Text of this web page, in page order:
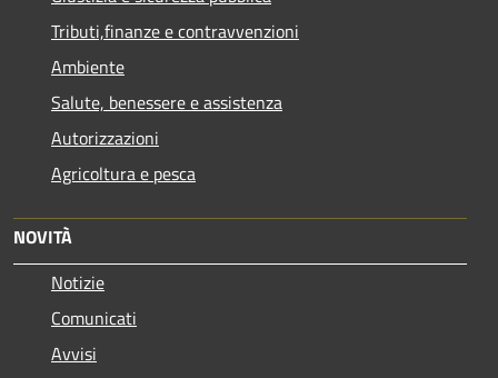
Tributi,finanze e contravvenzioni
Ambiente
Salute, benessere e assistenza
Autorizzazioni
Agricoltura e pesca
NOVITÀ
Notizie
Comunicati
Avvisi